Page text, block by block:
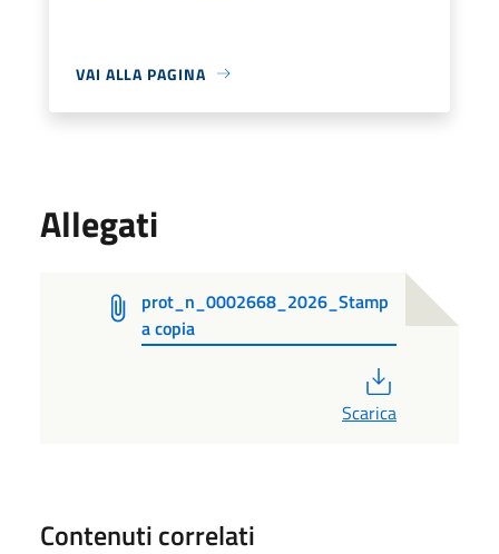
VAI ALLA PAGINA
Allegati
prot_n_0002668_2026_Stamp
a copia
Scarica
Contenuti correlati